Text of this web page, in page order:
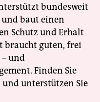
bundesweit
baut einen
Schutz und Erhalt
braucht guten, frei
und
Finden Sie
und unterstützen Sie